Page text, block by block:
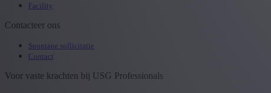
Facility
Contacteer ons
Spontane sollicitatie
Contact
Voor vaste krachten bij USG Professionals